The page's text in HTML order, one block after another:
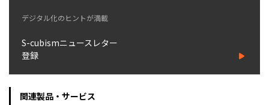
デジタル化のヒントが満載
S-cubismニュースレター
登録
関連製品・サービス